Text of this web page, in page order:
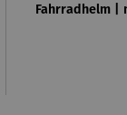
Fahrradhelm |